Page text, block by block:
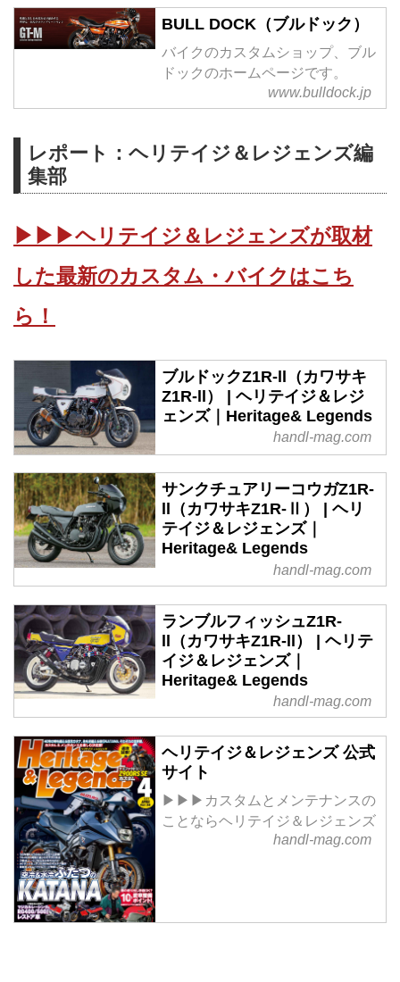
BULL DOCK（ブルドック）
バイクのカスタムショップ、ブル
ドックのホームページです。
www.bulldock.jp
レポート：ヘリテイジ＆レジェンズ編
集部
▶▶▶ヘリテイジ＆レジェンズが取材
した最新のカスタム・バイクはこち
ら！
ブルドックZ1R-ll（カワサキ
Z1R-ll） | ヘリテイジ＆レジ
ェンズ｜Heritage& Legends
handl-mag.com
サンクチュアリーコウガZ1R-
ll（カワサキZ1R-Ⅱ） | ヘリ
テイジ＆レジェンズ｜
Heritage& Legends
handl-mag.com
ランブルフィッシュZ1R-
ll（カワサキZ1R-ll） | ヘリテ
イジ＆レジェンズ｜
Heritage& Legends
handl-mag.com
ヘリテイジ＆レジェンズ 公式
サイト
▶▶▶カスタムとメンテナンスの
ことならヘリテイジ＆レジェンズ
handl-mag.com